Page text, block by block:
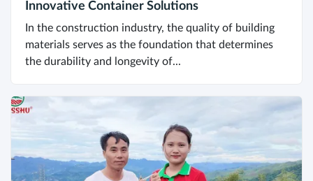
Innovative Container Solutions
In the construction industry, the quality of building
materials serves as the foundation that determines
the durability and longevity of...